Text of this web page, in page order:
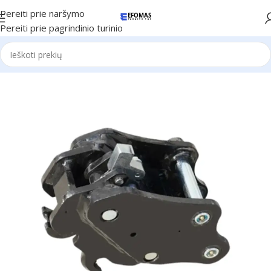
Pereiti prie naršymo
Pereiti prie pagrindinio turinio
Pradžia Günter Grossmann technika Priedai Ekskavatoriams